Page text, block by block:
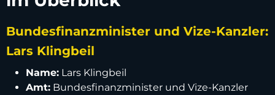
Bundesfinanzminister und Vize-Kanzler:
Lars Klingbeil
Name: Lars Klingbeil
Amt: Bundesfinanzminister und Vize-Kanzler